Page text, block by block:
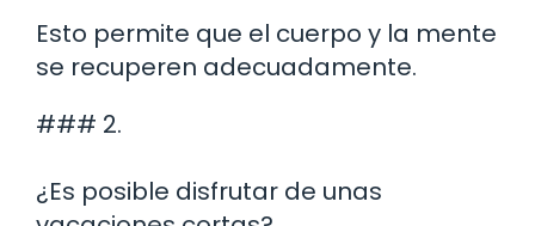
Esto permite que el cuerpo y la mente
se recuperen adecuadamente.
### 2.
¿Es posible disfrutar de unas